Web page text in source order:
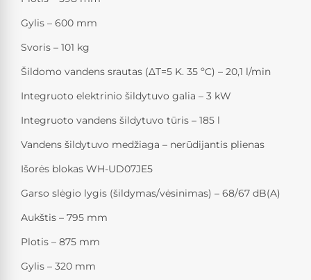
Gylis – 600 mm
Svoris – 101 kg
Šildomo vandens srautas (ΔT=5 K. 35 ºC) – 20,1 l/min
Integruoto elektrinio šildytuvo galia – 3 kW
Integruoto vandens šildytuvo tūris – 185 l
Vandens šildytuvo medžiaga – nerūdijantis plienas
Išorės blokas WH-UD07JE5
Garso slėgio lygis (šildymas/vėsinimas) – 68/67 dB(A)
Aukštis – 795 mm
Plotis – 875 mm
Gylis – 320 mm